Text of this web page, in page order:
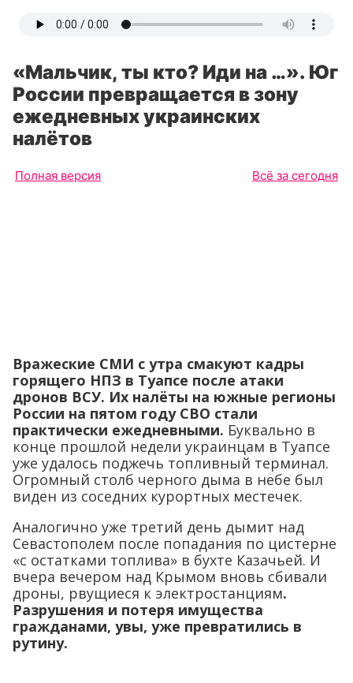
«Мальчик, ты кто? Иди на …». Юг
России превращается в зону
ежедневных украинских
налётов
Полная версия Всё за сегодня
Вражеские СМИ с утра смакуют кадры
горящего НПЗ в Туапсе после атаки
дронов ВСУ. Их налёты на южные регионы
России на пятом году СВО стали
практически ежедневными. Буквально в
конце прошлой недели украинцам в Туапсе
уже удалось поджечь топливный терминал.
Огромный столб черного дыма в небе был
виден из соседних курортных местечек.
Аналогично уже третий день дымит над
Севастополем после попадания по цистерне
«с остатками топлива» в бухте Казачьей. И
вчера вечером над Крымом вновь сбивали
дроны, рвущиеся к электростанциям.
Разрушения и потеря имущества
гражданами, увы, уже превратились в
рутину.